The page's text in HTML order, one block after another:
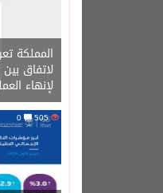
المملكة
لاتفاق بين
لإنهاء
505